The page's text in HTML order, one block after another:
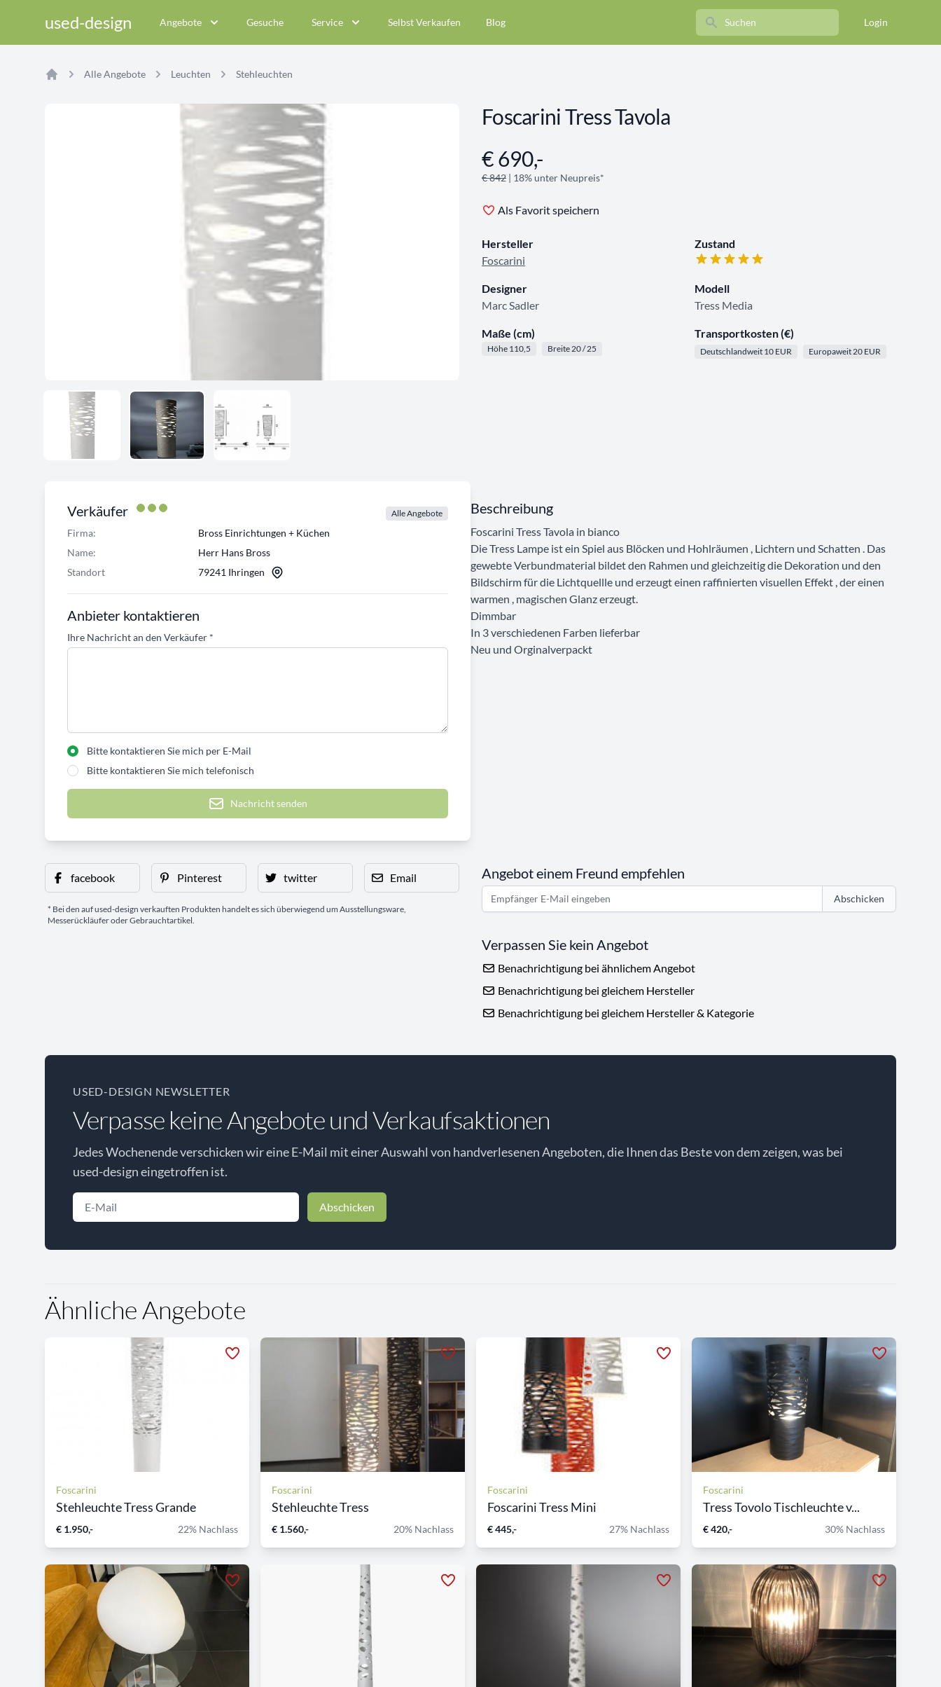
used-design Angebote Gesuche Service Selbst Verkaufen Blog Search Login
Alle Angebote Leuchten Stehleuchten
Foscarini Tress Tavola
Angebotsinformationen
€ 690,-
€ 842 | 18% unter Neupreis*
Als Favorit speichern
Hersteller
Foscarini
Zustand
Designer
Marc Sadler
Modell
Tress Media
Maße (cm)
Höhe 110,5 Breite 20 / 25
Transportkosten (€)
Deutschlandweit 10 EUR Europaweit 20 EUR
Verkäufer Alle Angebote
Firma:
Bross Einrichtungen + Küchen
Name:
Herr Hans Bross
Standort
79241 Ihringen
Anbieter kontaktieren
Ihre Nachricht an den Verkäufer *
Bitte kontaktieren Sie mich per E-Mail
Bitte kontaktieren Sie mich telefonisch
Nachricht senden
Beschreibung
Foscarini Tress Tavola in bianco
Die Tress Lampe ist ein Spiel aus Blöcken und Hohlräumen , Lichtern und Schatten . Das
gewebte Verbundmaterial bildet den Rahmen und gleichzeitig die Dekoration und den
Bildschirm für die Lichtquellle und erzeugt einen raffinierten visuellen Effekt , der einen
warmen , magischen Glanz erzeugt.
Dimmbar
In 3 verschiedenen Farben lieferbar
Neu und Orginalverpackt
facebook Pinterest twitter Email
* Bei den auf used-design verkauften Produkten handelt es sich überwiegend um Ausstellungsware,
Messerückläufer oder Gebrauchtartikel.
Angebot einem Freund empfehlen
Abschicken
Verpassen Sie kein Angebot
Benachrichtigung bei ähnlichem Angebot
Benachrichtigung bei gleichem Hersteller
Benachrichtigung bei gleichem Hersteller & Kategorie
USED-DESIGN NEWSLETTER
Verpasse keine Angebote und Verkaufsaktionen
Jedes Wochenende verschicken wir eine E-Mail mit einer Auswahl von handverlesenen Angeboten, die Ihnen das Beste von dem zeigen, was bei
used-design eingetroffen ist.
Abschicken
Ähnliche Angebote
Foscarini
Stehleuchte Tress Grande
€ 1.950,- 22% Nachlass
Foscarini
Stehleuchte Tress
€ 1.560,- 20% Nachlass
Foscarini
Foscarini Tress Mini
€ 445,- 27% Nachlass
Foscarini
Tress Tovolo Tischleuchte v...
€ 420,- 30% Nachlass